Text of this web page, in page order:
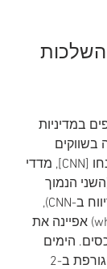
במדיניות
בשווקים
הפיננסיים. שוקי המניות צנחו [CNN], מדדי
הנמוך
ביותר מאז 1952 על פי הדיווח ב-CNN),
ותחושת "שוטפת" (whiplash) אפיינה את
הימים